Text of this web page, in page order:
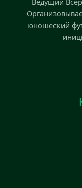
юношеский